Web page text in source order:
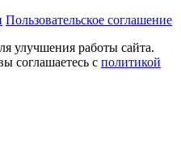
Пользовательское соглашение
улучшения работы сайта.
соглашаетесь с политикой